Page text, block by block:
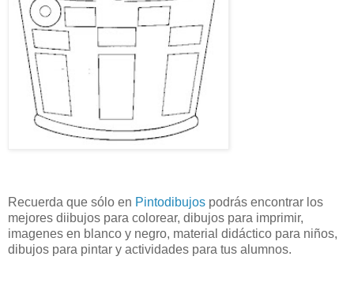
Recuerda que sólo en Pintodibujos podrás encontrar los
mejores diibujos para colorear, dibujos para imprimir,
imagenes en blanco y negro, material didáctico para niños,
dibujos para pintar y actividades para tus alumnos.